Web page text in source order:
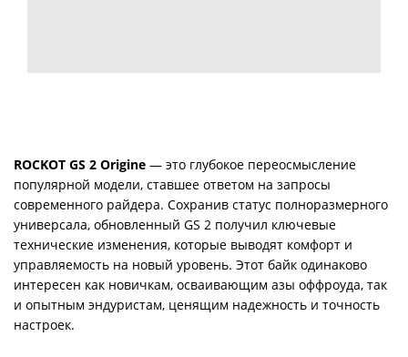
ROCKOT GS 2 Origine — это глубокое переосмысление
популярной модели, ставшее ответом на запросы
современного райдера. Сохранив статус полноразмерного
универсала, обновленный GS 2 получил ключевые
технические изменения, которые выводят комфорт и
управляемость на новый уровень. Этот байк одинаково
интересен как новичкам, осваивающим азы оффроуда, так
и опытным эндуристам, ценящим надежность и точность
настроек.